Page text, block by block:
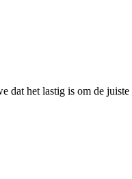
dat het lastig is om de